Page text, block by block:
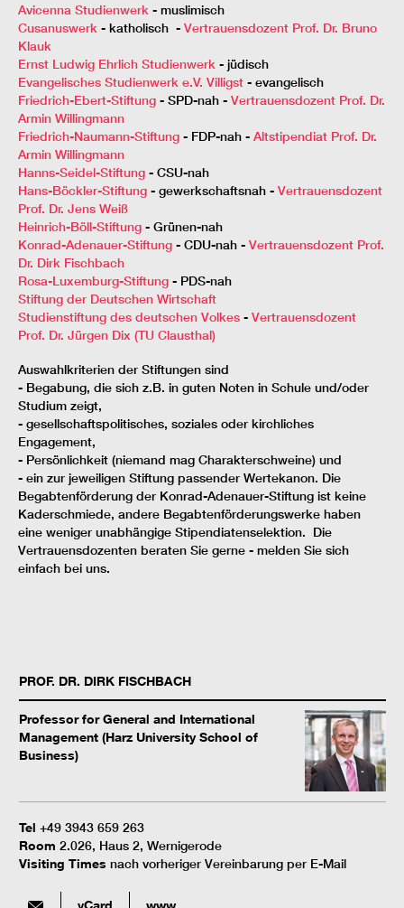
Avicenna Studienwerk - muslimisch
Cusanuswerk - katholisch - Vertrauensdozent Prof. Dr. Bruno
Klauk
Ernst Ludwig Ehrlich Studienwerk - jüdisch
Evangelisches Studienwerk e.V. Villigst - evangelisch
Friedrich-Ebert-Stiftung - SPD-nah - Vertrauensdozent Prof. Dr.
Armin Willingmann
Friedrich-Naumann-Stiftung - FDP-nah - Altstipendiat Prof. Dr.
Armin Willingmann
Hanns-Seidel-Stiftung - CSU-nah
Hans-Böckler-Stiftung - gewerkschaftsnah - Vertrauensdozent
Prof. Dr. Jens Weiß
Heinrich-Böll-Stiftung - Grünen-nah
Konrad-Adenauer-Stiftung - CDU-nah - Vertrauensdozent Prof.
Dr. Dirk Fischbach
Rosa-Luxemburg-Stiftung - PDS-nah
Stiftung der Deutschen Wirtschaft
Studienstiftung des deutschen Volkes - Vertrauensdozent
Prof. Dr. Jürgen Dix (TU Clausthal)
Auswahlkriterien der Stiftungen sind
- Begabung, die sich z.B. in guten Noten in Schule und/oder
Studium zeigt,
- gesellschaftspolitisches, soziales oder kirchliches
Engagement,
- Persönlichkeit (niemand mag Charakterschweine) und
- ein zur jeweiligen Stiftung passender Wertekanon. Die
Begabtenförderung der Konrad-Adenauer-Stiftung ist keine
Kaderschmiede, andere Begabtenförderungswerke haben
eine weniger unabhängige Stipendiatenselektion. Die
Vertrauensdozenten beraten Sie gerne - melden Sie sich
einfach bei uns.
PROF. DR. DIRK FISCHBACH
Professor for General and International
Management (Harz University School of
Business)
Tel +49 3943 659 263
Room 2.026, Haus 2, Wernigerode
Visiting Times nach vorheriger Vereinbarung per E-Mail
vCard www